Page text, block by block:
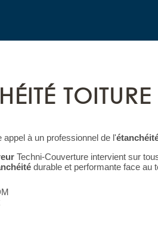
appel à un professionnel de l'
Techni-Couverture intervient sur
durable et performante face au